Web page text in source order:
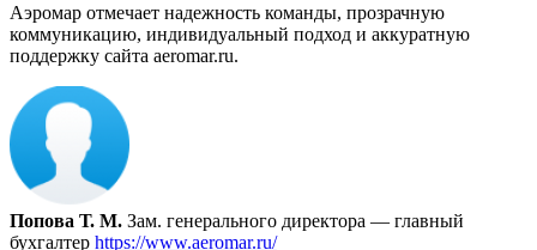
Аэромар отмечает надежность команды, прозрачную
коммуникацию, индивидуальный подход и аккуратную
поддержку сайта aeromar.ru.
Попова Т. М. Зам. генерального директора — главный
бухгалтер https://www.aeromar.ru/